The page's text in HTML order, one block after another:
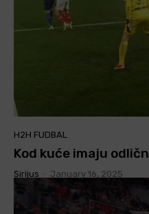
H2H FUDBAL
Kod kuće imaju
Sirijus January 16, 2025